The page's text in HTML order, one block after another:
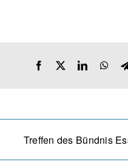
Facebook LinkedIn
Treffen des Bündnis